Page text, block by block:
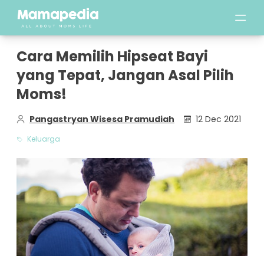
Cara Memilih Hipseat Bayi
yang Tepat, Jangan Asal Pilih
Moms!
Pangastryan Wisesa Pramudiah 12 Dec 2021
Keluarga